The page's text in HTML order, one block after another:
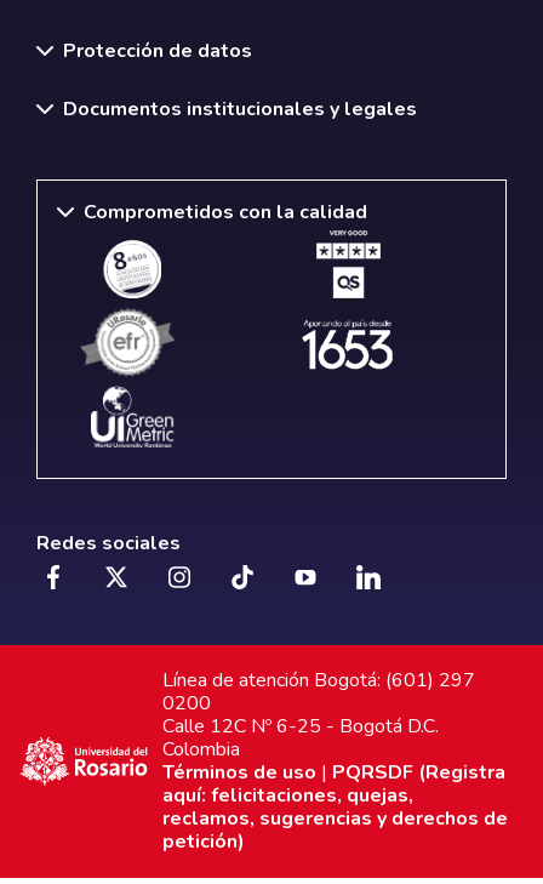
Protección de datos
Documentos institucionales y legales
Comprometidos con la calidad
Redes sociales
Línea de atención Bogotá: (601) 297
0200
Calle 12C Nº 6-25 - Bogotá D.C.
Colombia
Términos de uso | PQRSDF (Registra
aquí: felicitaciones, quejas,
reclamos, sugerencias y derechos de
petición)